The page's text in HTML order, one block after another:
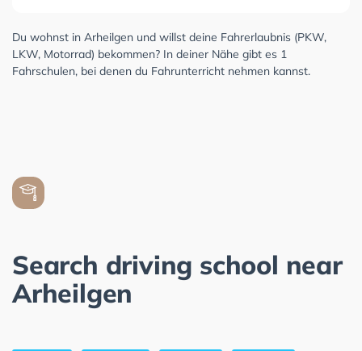
Du wohnst in Arheilgen und willst deine Fahrerlaubnis (PKW,
LKW, Motorrad) bekommen? In deiner Nähe gibt es 1
Fahrschulen, bei denen du Fahrunterricht nehmen kannst.
Search driving school near
Arheilgen